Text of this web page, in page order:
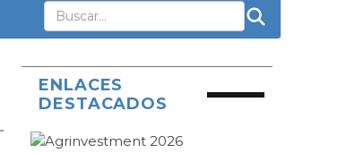
ENLACES
DESTACADOS